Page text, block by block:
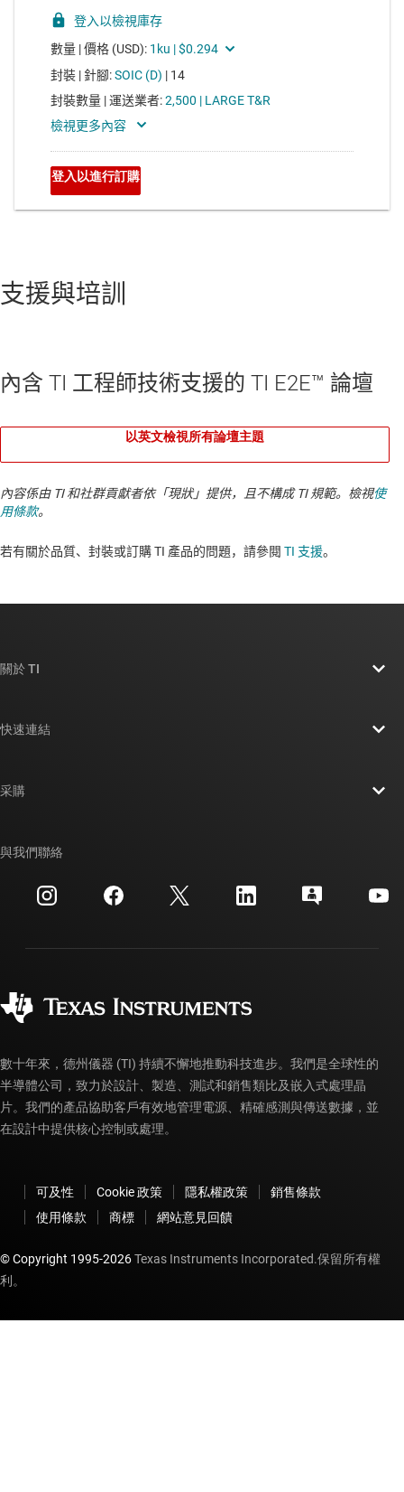
支援與培訓
內含 TI 工程師技術支援的 TI E2E™ 論壇
以英文檢視所有論壇主題
內容係由 TI 和社群貢獻者依「現狀」提供，且不構成 TI 規範。檢視使
用條款。
若有關於品質、封裝或訂購 TI 產品的問題，請參閱 TI 支援。​​​​​​​​​​​​​​
關於 TI
投資人關系
製造
快速連結
交互參考搜索
客戶支援中心
myTI 帳戶常見問題解答
采購
訂購 FAQ
與我們聯絡
數十年來，德州儀器 (TI) 持續不懈地推動科技進步。我們是全球性的
半導體公司，致力於設計、製造、測試和銷售類比及嵌入式處理晶
片。我們的產品協助客戶有效地管理電源、精確感測與傳送數據，並
在設計中提供核心控制或處理。
可及性 Cookie 政策 隱私權政策
銷售條款
使用條款
商標 網站意見回饋
© Copyright 1995-2026Texas Instruments Incorporated.保留所有權
利。